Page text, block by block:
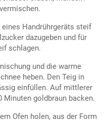
Handrührgeräts steif
dazugeben und für
schlagen.
und die warme
heben. Den Teig in
einfüllen. Auf mittlerer
Minuten goldbraun backen.
Ofen holen, aus der Form